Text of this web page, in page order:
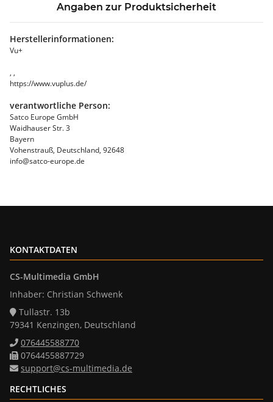
Angaben zur Produktsicherheit
Herstellerinformationen:
Vu+
, ,
https://www.vuplus.de/
verantwortliche Person:
Satco Europe GmbH
Waidhauser Str. 3
Bayern
Vohenstrauß, Deutschland, 92648
info@satco-europe.de
KONTAKTDATEN
CS-Multimedia GmbH
Inhaber: Christian Schwenk
Tullastr. 13b
79341 Kenzingen, Deutschland
076445588770
0764455887729
support@cs-multimedia.de
RECHTLICHES